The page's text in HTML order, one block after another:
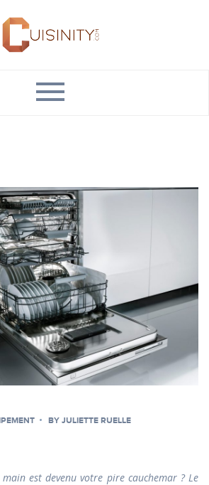
BY JULIETTE RUELLE
est devenu votre pire cauchemar ? Le